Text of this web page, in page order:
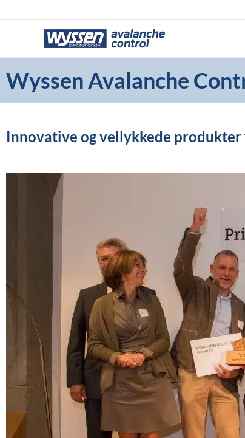
innholdet
Wyssen Avalanche
Innovative og vellykkede